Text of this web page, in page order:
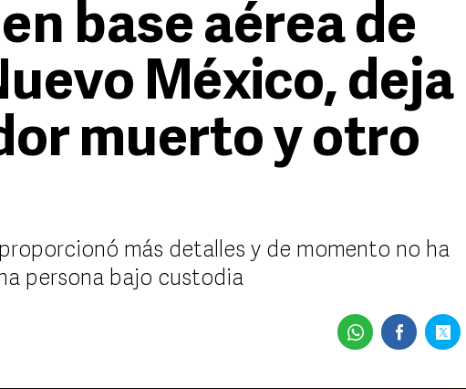
base aérea de
México, deja
muerto y otro
más detalles y de momento no ha
persona bajo custodia